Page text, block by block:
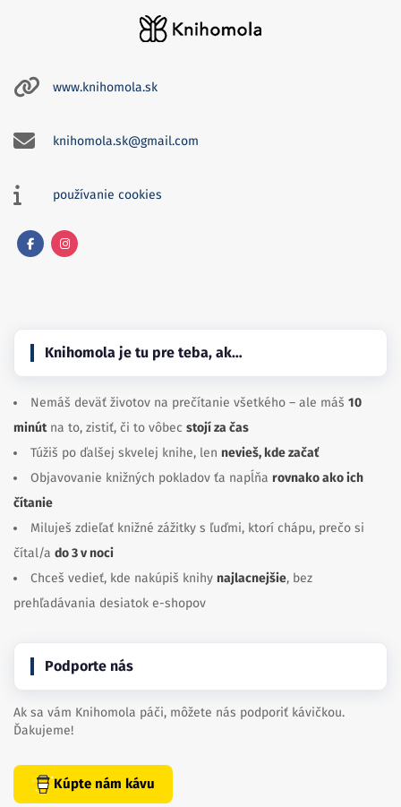
www.knihomola.sk
knihomola.sk@gmail.com
používanie cookies
Knihomola je tu pre teba, ak…
Nemáš deväť životov na prečítanie všetkého – ale máš 10
minútna to, zistiť, či to vôbec stojí za čas
Túžiš po ďalšej skvelej knihe, len nevieš, kde začať
Objavovanie knižných pokladov ťa napĺňa rovnako ako ich
čítanie
Miluješ zdieľať knižné zážitky s ľuďmi, ktorí chápu, prečo si
čítal/a do 3 v noci
Chceš vedieť, kde nakúpiš knihy najlacnejšie, bez
prehľadávania desiatok e-shopov
Podporte nás
Ak sa vám Knihomola páči, môžete nás podporiť kávičkou.
Ďakujeme!
Kúpte nám kávu